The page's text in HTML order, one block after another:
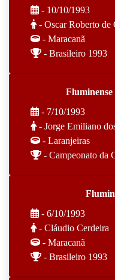
- 10/10/1993
- Oscar Roberto de
- Maracanã
- Brasileiro 1993
- 7/10/1993
- Jorge Emiliano
- Laranjeiras
- Campeonato da
- 6/10/1993
- Cláudio Cerdeira
- Maracanã
- Brasileiro 1993